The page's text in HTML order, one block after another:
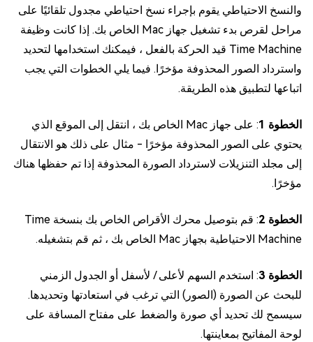
والنسخ الاحتياطي يقوم بإجراء نسخ احتياطي مجدول تلقائيًا على
مراحل لقرص بدء تشغيل جهاز Mac الخاص بك. إذا كانت وظيفة
Time Machine قيد الحركة بالفعل ، فيمكنك استخدامها لتحديد
واسترداد الصور المحذوفة مؤخرًا. فيما يلي الخطوات التي يجب
اتباعها لتطبيق هذه الطريقة.
الخطوة 1
: على جهاز Mac الخاص بك ، انتقل إلى الموقع الذي
يحتوي على الصور المحذوفة مؤخرًا - مثال على ذلك هو الانتقال
إلى مجلد التنزيلات لاسترداد الصورة المحذوفة إذا تم حفظها هناك
مؤخرًا.
الخطوة 2
: قم بتوصيل محرك الأقراص الخاص بك بنسخة Time
Machine الاحتياطية بجهاز Mac الخاص بك ، ثم قم بتشغيله.
الخطوة 3
: استخدم السهم لأعلى / لأسفل أو الجدول الزمني
للبحث عن الصورة (الصور) التي ترغب في استعادتها وتحديدها.
سيسمح لك تحديد أي صورة والضغط على مفتاح المسافة على
لوحة المفاتيح بمعاينتها.